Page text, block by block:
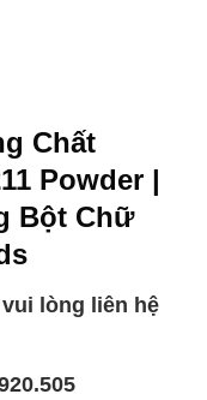
Chất
Powder |
Bột Chữ
lòng liên hệ